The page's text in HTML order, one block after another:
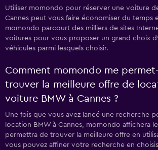
Utiliser momondo pour réserver une voiture
Cannes peut vous faire économiser du temps
momondo parcourt des milliers de sites
voitures pour vous proposer un grand choix
véhicules parmi lesquels choisir.
Comment momondo me
trouver la meilleure offre de
voiture BMW à Cannes ?
Une fois que vous avez lancé une recherche
location BMW à Cannes, momondo affichera
permettra de trouver la meilleure offre en
vous pouvez affiner votre recherche en